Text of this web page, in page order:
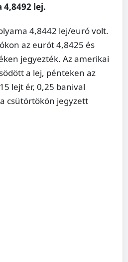
lej.
4,8442 lej/euró volt.
az eurót 4,8425 és
jegyezték. Az amerikai
a lej, pénteken az
lejt ér, 0,25 banival
csütörtökön jegyzett